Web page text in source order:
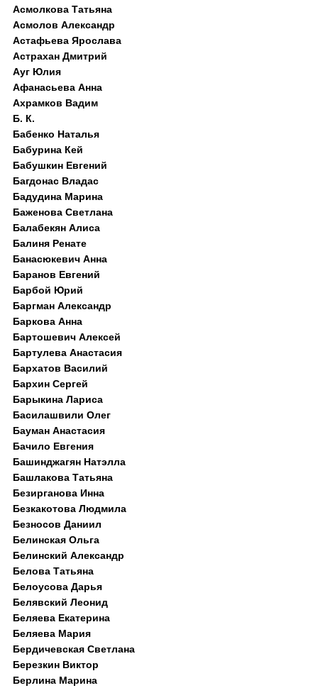
Асмолкова Татьяна
Асмолов Александр
Астафьева Ярослава
Астрахан Дмитрий
Ауг Юлия
Афанасьева Анна
Ахрамков Вадим
Б. К.
Бабенко Наталья
Бабурина Кей
Бабушкин Евгений
Багдонас Владас
Бадудина Марина
Баженова Светлана
Балабекян Алиса
Балиня Ренате
Банасюкевич Анна
Баранов Евгений
Барбой Юрий
Баргман Александр
Баркова Анна
Бартошевич Алексей
Бартулева Анастасия
Бархатов Василий
Бархин Сергей
Барыкина Лариса
Басилашвили Олег
Бауман Анастасия
Бачило Евгения
Башинджагян Натэлла
Башлакова Татьяна
Безирганова Инна
Безкакотова Людмила
Безносов Даниил
Белинская Ольга
Белинский Александр
Белова Татьяна
Белоусова Дарья
Белявский Леонид
Беляева Екатерина
Беляева Мария
Бердичевская Светлана
Березкин Виктор
Берлина Марина